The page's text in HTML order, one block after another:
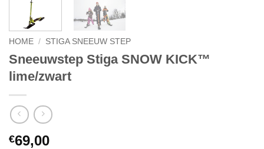
HOME / STIGA SNEEUW STEP
Sneeuwstep Stiga SNOW KICK™
lime/zwart
€69,00